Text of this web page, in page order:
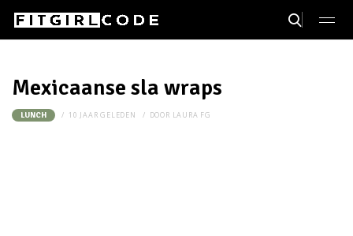
Mexicaanse sla wraps
LUNCH 10 JAAR GELEDEN DOOR LAURA FG